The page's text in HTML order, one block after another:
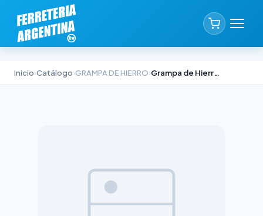
Inicio›Catálogo›GRAMPA DE HIERRO› Grampa de Hierro Tipo Omega Indra 3/4 pulgadas para Conduit